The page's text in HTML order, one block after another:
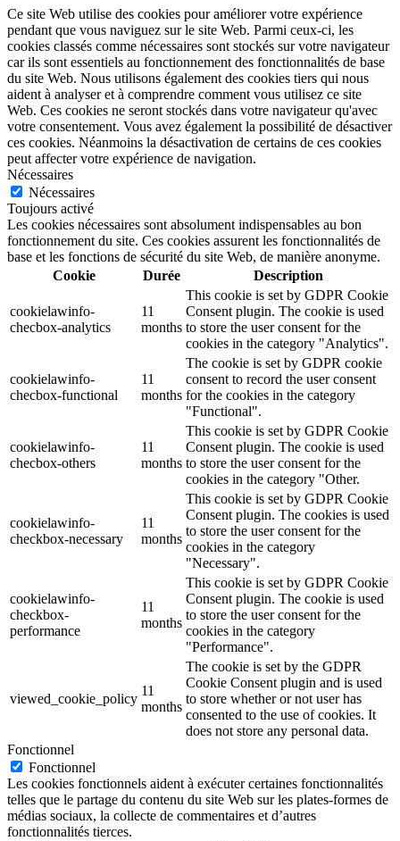
Ce site Web utilise des cookies pour améliorer votre expérience
pendant que vous naviguez sur le site Web. Parmi ceux-ci, les
cookies classés comme nécessaires sont stockés sur votre navigateur
car ils sont essentiels au fonctionnement des fonctionnalités de base
du site Web. Nous utilisons également des cookies tiers qui nous
aident à analyser et à comprendre comment vous utilisez ce site
Web. Ces cookies ne seront stockés dans votre navigateur qu'avec
votre consentement. Vous avez également la possibilité de désactiver
ces cookies. Néanmoins la désactivation de certains de ces cookies
peut affecter votre expérience de navigation.
Nécessaires
Nécessaires
Toujours activé
Les cookies nécessaires sont absolument indispensables au bon
fonctionnement du site. Ces cookies assurent les fonctionnalités de
base et les fonctions de sécurité du site Web, de manière anonyme.
Cookie
Durée Description
cookielawinfo-
checbox-analytics
11
months
This cookie is set by GDPR Cookie
Consent plugin. The cookie is used
to store the user consent for the
cookies in the category "Analytics".
cookielawinfo-
checbox-functional
11
months
The cookie is set by GDPR cookie
consent to record the user consent
for the cookies in the category
"Functional".
cookielawinfo-
checbox-others
11
months
This cookie is set by GDPR Cookie
Consent plugin. The cookie is used
to store the user consent for the
cookies in the category "Other.
cookielawinfo-
checkbox-necessary
11
months
This cookie is set by GDPR Cookie
Consent plugin. The cookies is used
to store the user consent for the
cookies in the category
"Necessary".
cookielawinfo-
checkbox-
performance
11
months
This cookie is set by GDPR Cookie
Consent plugin. The cookie is used
to store the user consent for the
cookies in the category
"Performance".
viewed_cookie_policy
11
months
The cookie is set by the GDPR
Cookie Consent plugin and is used
to store whether or not user has
consented to the use of cookies. It
does not store any personal data.
Fonctionnel
Fonctionnel
Les cookies fonctionnels aident à exécuter certaines fonctionnalités
telles que le partage du contenu du site Web sur les plates-formes de
médias sociaux, la collecte de commentaires et d’autres
fonctionnalités tierces.